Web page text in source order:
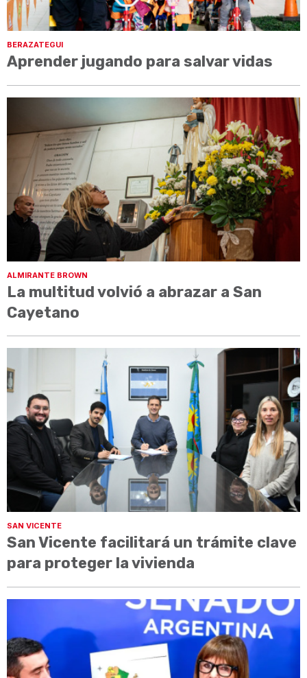
BERAZATEGUI
Aprender jugando para salvar vidas
ALMIRANTE BROWN
La multitud volvió a abrazar a San
Cayetano
SAN VICENTE
San Vicente facilitará un trámite clave
para proteger la vivienda